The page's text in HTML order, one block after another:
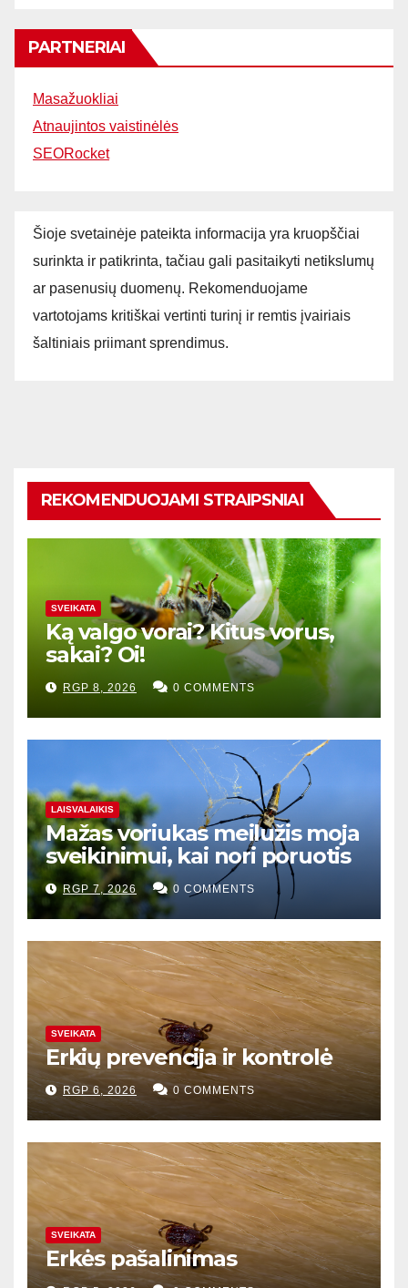
PARTNERIAI
Masažuokliai
Atnaujintos vaistinėlės
SEORocket
Šioje svetainėje pateikta informacija yra kruopščiai
surinkta ir patikrinta, tačiau gali pasitaikyti netikslumų
ar pasenusių duomenų. Rekomenduojame
vartotojams kritiškai vertinti turinį ir remtis įvairiais
šaltiniais priimant sprendimus.
REKOMENDUOJAMI STRAIPSNIAI
SVEIKATA
Ką valgo vorai? Kitus vorus,
sakai? Oi!
RGP 8, 2026 0 COMMENTS
LAISVALAIKIS
Mažas voriukas meilužis moja
sveikinimui, kai nori poruotis
RGP 7, 2026 0 COMMENTS
SVEIKATA
Erkių prevencija ir kontrolė
RGP 6, 2026 0 COMMENTS
SVEIKATA
Erkės pašalinimas